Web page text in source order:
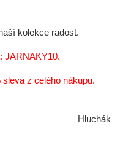
kolekce radost.
JARNAKY10.
z celého nákupu.
Hluchák